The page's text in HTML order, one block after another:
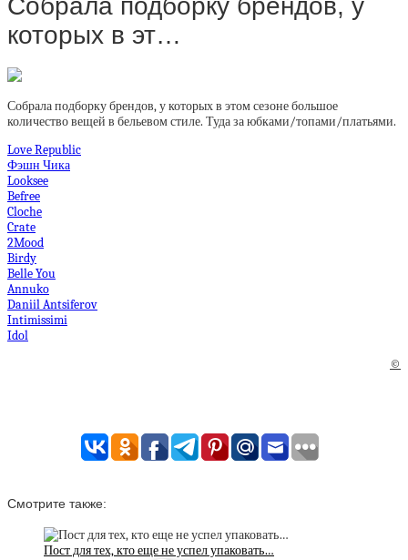
Собрала подборку брендов, у
которых в эт…
Собрала подборку брендов, у которых в этом сезоне большое
количество вещей в бельевом стиле. Туда за юбками/топами/платьями.
Love Republic
Фэшн Чика
Looksee
Befree
Cloche
Crate
2Mood
Birdy
Belle You
Annuko
Daniil Antsiferov
Intimissimi
Idol
©
Смотрите также:
Пост для тех, кто еще не успел упаковать…